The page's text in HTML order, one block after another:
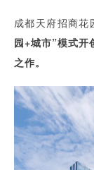
成都天府招商
园+城市”模式开
之作。